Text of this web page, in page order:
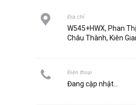
Địa chỉ
W545+HWX, Phan
Châu Thành, Kiên
Điện thoại
Đang cập nhật...